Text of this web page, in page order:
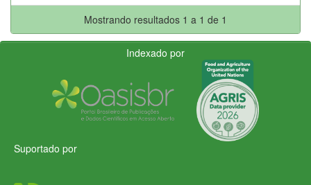
Mostrando resultados 1 a 1 de 1
Indexado por
Suportado por